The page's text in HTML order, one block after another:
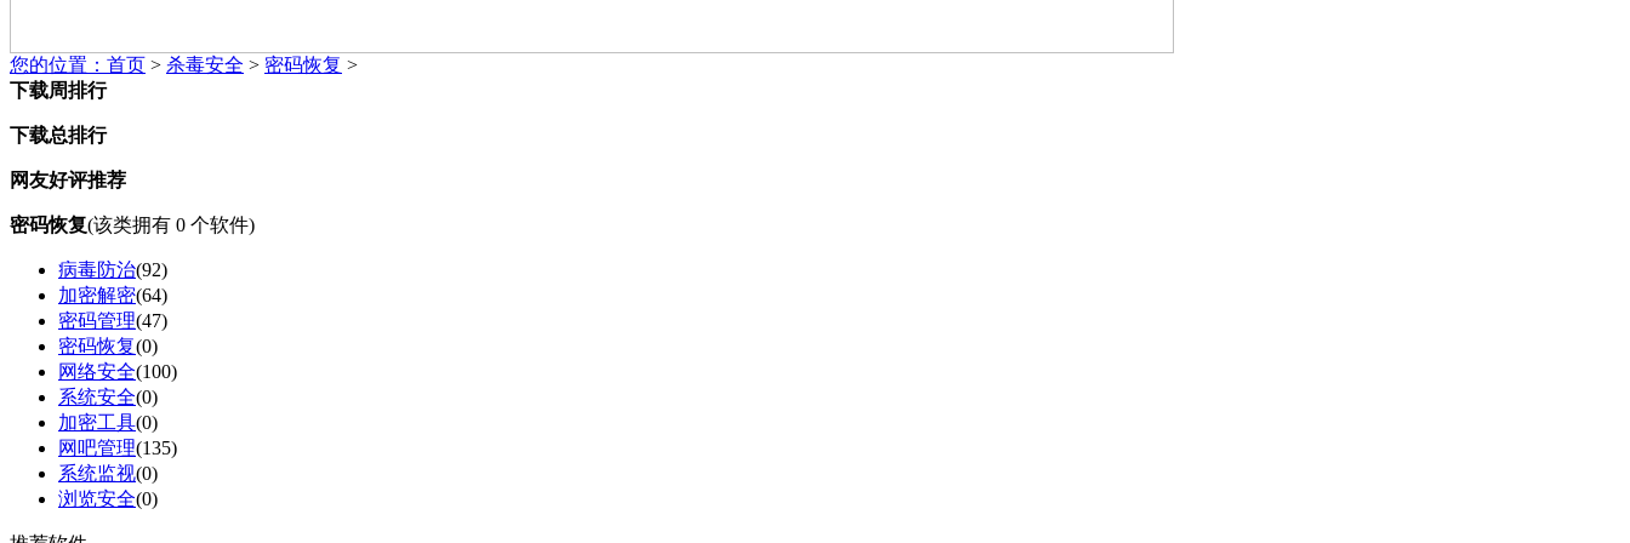
您的位置： 首页 > 杀毒安全 > 密码恢复 >
下载周排行
下载总排行
网友好评推荐
密码恢复(该类拥有 0 个软件)
病毒防治(92)
加密解密(64)
密码管理(47)
密码恢复(0)
网络安全(100)
系统安全(0)
加密工具(0)
网吧管理(135)
系统监视(0)
浏览安全(0)